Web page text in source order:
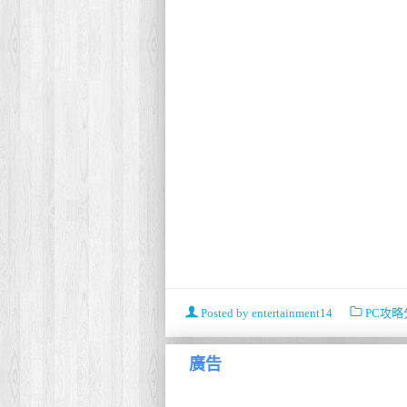
Posted by entertainment14 PC攻略
廣告